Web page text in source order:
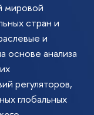
мировой
стран и
и
основе анализа
регуляторов,
глобальных